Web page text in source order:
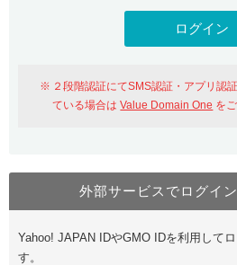
Value Domainに
おすすめ One レンタルサーバーを
Value Domain One
Value Domain Oneア
２段階認証にてSMS認証・アプリ認
ている場合はValue Domain One を
外部サービスでログイ
Yahoo! JAPAN IDやGMO IDを利用して
す。